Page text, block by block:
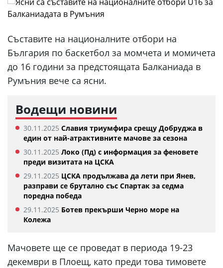
Съставите на националните отбори на
България по баскетбол за момчета и момичета
до 16 години за предстоящата Балканиада в
Румъния вече са ясни.
Водещи новини
30.11.2025 Славия триумфира срещу Добруджа в
един от най-атрактивните мачове за сезона
30.11.2025 Локо (Пд) с информация за феновете
преди визитата на ЦСКА
29.11.2025 ЦСКА продължава да лети при Янев,
разправи се брутално със Спартак за седма
поредна победа
29.11.2025 Ботев прекърши Черно море на
Колежа
Мачовете ще се проведат в периода 19-23
декември в Плоещ, като преди това тимовете